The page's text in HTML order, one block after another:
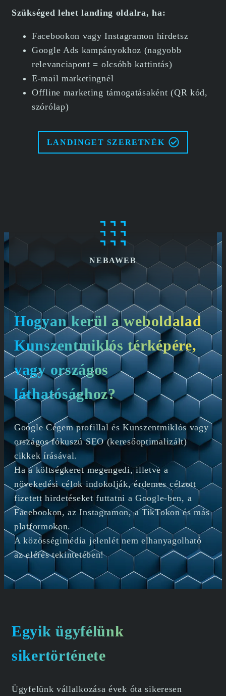
Szükséged lehet landing oldalra, ha:
Facebookon vagy Instagramon hirdetsz
Google Ads kampányokhoz (nagyobb
relevanciapont = olcsóbb kattintás)
E-mail marketingnél
Offline marketing támogatásaként (QR kód,
szórólap)
LANDINGET SZERETNÉK
NEBAWEB
Hogyan kerül a weboldalad
Kunszentmiklós térképére,
vagy országos
láthatósághoz?
Google Cégem profillal és Kunszentmiklós vagy
országos fókuszú SEO (keresőoptimalizált)
cikkek írásával.
Ha a költségkeret megengedi, illetve a
növekedési célok indokolják, érdemes célzott
fizetett hirdetéseket futtatni a Google-ben, a
Facebookon, az Instagramon, a TikTokon és más
platformokon.
A közösségimédia jelenlét nem elhanyagolható
az elérés tekintetében!
Egyik ügyfélünk
sikertörténete
Ügyfelünk vállalkozása évek óta sikeresen